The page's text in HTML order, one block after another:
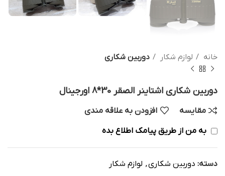
خانه لوازم شکار دوربین شکاری
دوربین شکاری اشتاینر الصقر 30*8 اورجینال
مقایسه افزودن به علاقه مندی
به من از طریق پیامک اطلاع بده
دسته: دوربین شکاری, لوازم شکار